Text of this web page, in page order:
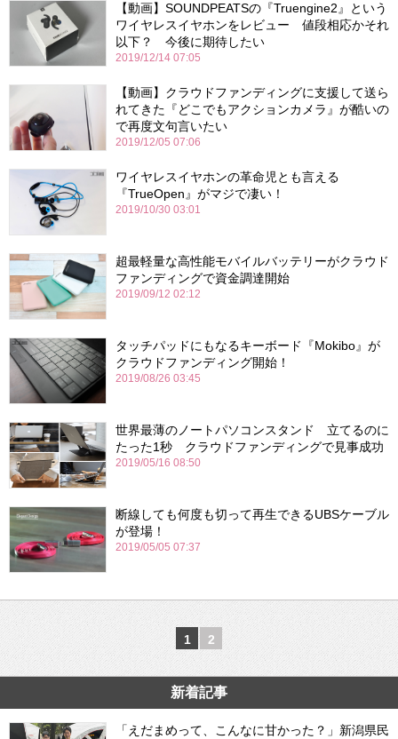
【動画】SOUNDPEATSの『Truengine2』という
ワイヤレスイヤホンをレビュー 値段相応かそれ
以下？ 今後に期待したい
2019/12/14 07:05
【動画】クラウドファンディングに支援して送ら
れてきた『どこでもアクションカメラ』が酷いの
で再度文句言いたい
2019/12/05 07:06
ワイヤレスイヤホンの革命児とも言える
『TrueOpen』がマジで凄い！
2019/10/30 03:01
超最軽量な高性能モバイルバッテリーがクラウド
ファンディングで資金調達開始
2019/09/12 02:12
タッチパッドにもなるキーボード『Mokibo』が
クラウドファンディング開始！
2019/08/26 03:45
世界最薄のノートパソコンスタンド 立てるのに
たった1秒 クラウドファンディングで見事成功
2019/05/16 08:50
断線しても何度も切って再生できるUBSケーブル
が登場！
2019/05/05 07:37
1 2
新着記事
「えだまめって、こんなに甘かった？」新潟県民